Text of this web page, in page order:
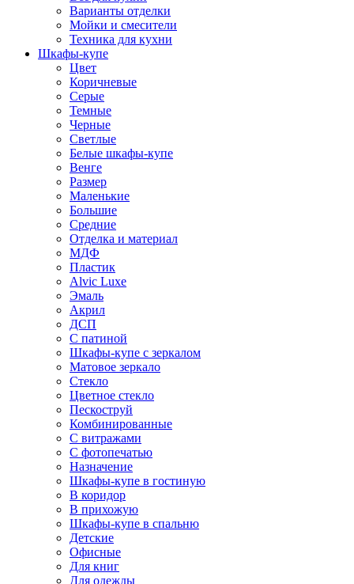
Варианты отделки
Мойки и смесители
Техника для кухни
Шкафы-купе
Цвет
Коричневые
Серые
Темные
Черные
Светлые
Белые шкафы-купе
Венге
Размер
Маленькие
Большие
Средние
Отделка и материал
МДФ
Пластик
Alvic Luxe
Эмаль
Акрил
ДСП
С патиной
Шкафы-купе с зеркалом
Матовое зеркало
Стекло
Цветное стекло
Пескоструй
Комбинированные
С витражами
С фотопечатью
Назначение
Шкафы-купе в гостиную
В коридор
В прихожую
Шкафы-купе в спальню
Детские
Офисные
Для книг
Для одежды